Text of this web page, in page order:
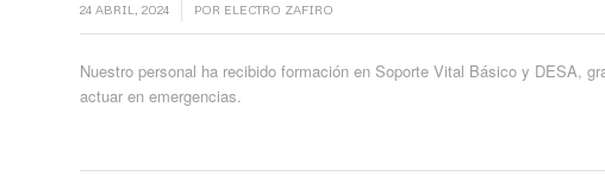
24 ABRIL, 2024 POR ELECTRO ZAFIRO
Nuestro personal ha recibido formación en Soporte Vital Básico y DESA,
actuar en emergencias.